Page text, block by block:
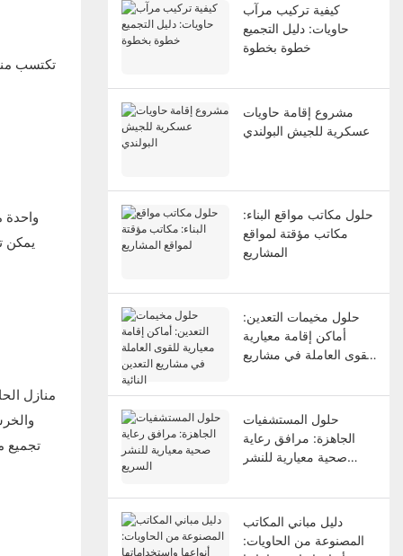
تكتسب
واحدة
يمكن
منازل
تجميع
كيفية تركيب مرآب
حاويات: دليل التجميع
خطوة بخطوة
مشروع إقامة حاويات
عسكرية للجيش البولندي
حلول مكاتب مواقع البناء:
مكاتب مؤقتة لمواقع
المشاريع
حلول مخيمات التعدين:
أماكن إقامة معيارية
للقوى العاملة في مشاريع
حلول المستشفيات
الجاهزة: مرافق رعاية
صحية معيارية للنشر
دليل مباني المكاتب
المصنوعة من الحاويات: